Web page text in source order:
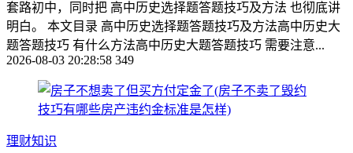
套路初中，同时把 高中历史选择题答题技巧及方法 也彻底讲
明白。 本文目录 高中历史选择题答题技巧及方法高中历史大
题答题技巧 有什么方法高中历史大题答题技巧 需要注意...
2026-08-03 20:28:58 349
理财知识